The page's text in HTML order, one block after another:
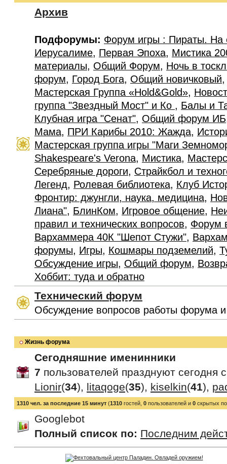
Архив
Подфорумы: Форум игры : Пираты. На
Иерусалиме, Первая Эпоха, Мистика
материалы, Общий Форум, Ночь в
форум, Город Бога, Общий новичковый
Мастерская Группа «Hold&Gold»,
группа "Звездный Мост" и Ко , Балы и
Клубная игра "Сенат", Общий форум ИБ
Мама, ПРИ Карибы 2010: Жажда,
Мастерская группа игры "Маги
Shakespeare's Verona, Мистика,
Серебряные дороги, Страйкбол и
Легенд, Ролевая библиотека, Клуб
Фронтир: джунгли, наука, медицина,
Лиана", БлинКом, Игровое общение,
правил и технических вопросов, Форум
Вархаммера 40К "Шепот Стужи",
форумы, Игры, Кошмары подземелий,
Обсуждение игры, Общий форум,
Хоббит: туда и обратно
Технический форум
Обсуждение вопросов работы форума и
Жизнь форума
Сегодняшние именинники
7 пользователей празднуют сегодня
Lionir(34), litaqoge(35), kiselkin(41),
1310 чел. за последние 15 минут (1310 гостей, 0 пользователей и 0 скрытых
Googlebot
Полный список по: Последним